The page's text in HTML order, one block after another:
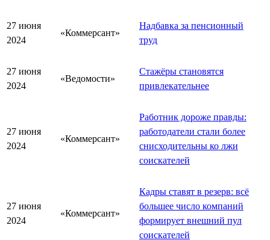
27 июня
2024
«Коммерсант»
Надбавка за пенсионный
труд
27 июня
2024
«Ведомости»
Стажёры становятся
привлекательнее
27 июня
2024
«Коммерсант»
Работник дороже правды:
работодатели стали более
снисходительны ко лжи
соискателей
27 июня
2024
«Коммерсант»
Кадры ставят в резерв: всё
большее число компаний
формирует внешний пул
соискателей